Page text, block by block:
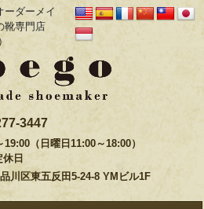
ーダーメイ
靴専門店
3447
19:00（日曜日11:00～18:00）
日
川区東五反田5-24-8 YMビル1F